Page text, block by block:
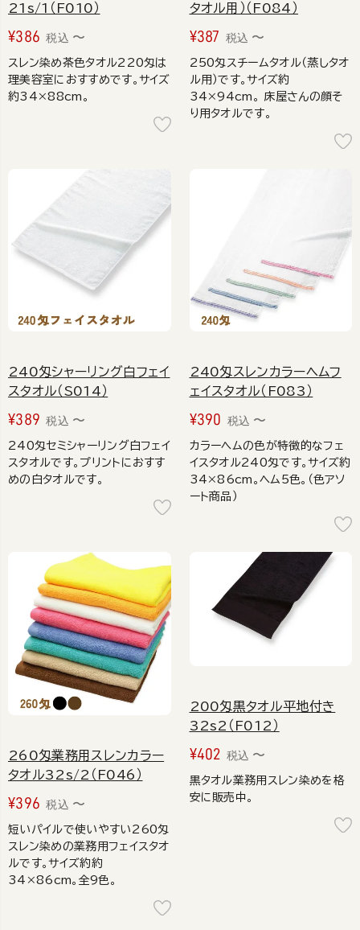
21s/1（F010）
¥386 税込 〜
スレン染め茶色タオル220匁は
理美容室におすすめです。サイズ
約34×88cm。
タオル用）（F084）
¥387 税込 〜
250匁スチームタオル（蒸しタオ
ル用）です。サイズ約
34×94cm。 床屋さんの顔そ
り用タオルです。
240匁シャーリング白フェイ
スタオル（S014）
¥389 税込 〜
240匁セミシャーリング白フェイ
スタオルです。プリントにおすす
めの白タオルです。
240匁スレンカラーヘムフ
ェイスタオル（F083）
¥390 税込 〜
カラーヘムの色が特徴的なフェ
イスタオル240匁です。サイズ約
34×86cm。ヘム5色。（色アソ
ート商品）
260匁業務用スレンカラー
タオル32s/2（F046）
¥396 税込 〜
短いパイルで使いやすい260匁
スレン染めの業務用フェイスタオ
ルです。サイズ約約
34×86cm。全9色。
200匁黒タオル平地付き
32s2（F012）
¥402 税込 〜
黒タオル業務用スレン染めを格
安に販売中。